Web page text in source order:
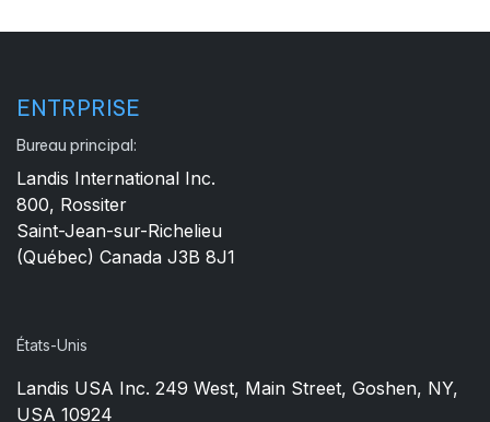
ENTRPRISE
Bureau principal:
Landis International Inc.
800, Rossiter
Saint-Jean-sur-Richelieu
(Québec) Canada J3B 8J1
États-Unis
Landis USA Inc. 249 West, Main Street, Goshen, NY,
USA 10924